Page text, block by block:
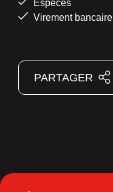
Espèces
Virement bancaire
PARTAGER